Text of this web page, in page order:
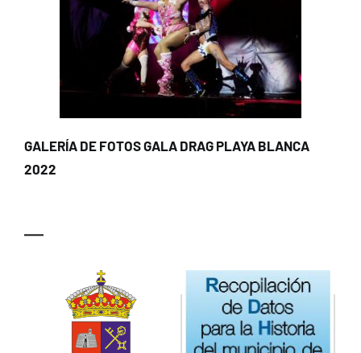
GALERÍA DE FOTOS GALA DRAG PLAYA BLANCA
2022
—